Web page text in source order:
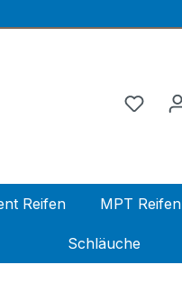
Reifen MPT Reifen
Schläuche